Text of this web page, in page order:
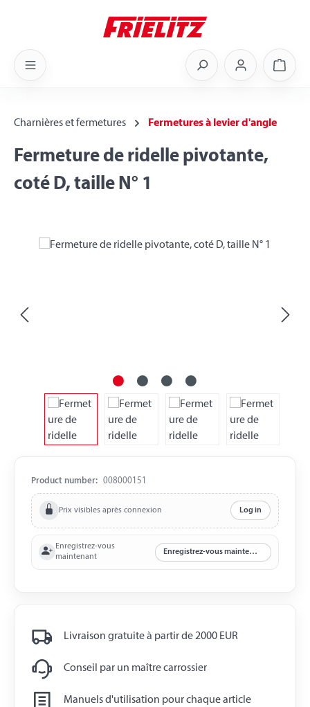
Charnières et fermetures Fermetures à levier d'angle
Fermeture de ridelle pivotante,
coté D, taille N° 1
Skip image gallery
Product number: 008000151
Prix visibles après connexion Log in
Enregistrez-vous
maintenant
Enregistrez-vous maintenant
Livraison gratuite à partir de 2000 EUR
Conseil par un maître carrossier
Manuels d'utilisation pour chaque article